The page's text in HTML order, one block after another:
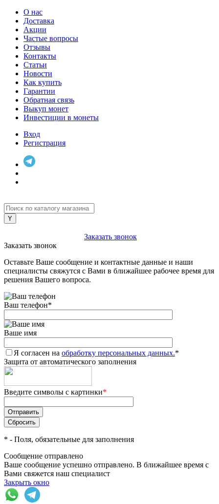
О нас
Доставка
Акции
Частые вопросы
Отзывы
Контакты
Статьи
Новости
Как купить
Гарантии
Обратная связь
Выкуп монет
Инвестиции в монеты
Вход
Регистрация
Заказать звонок
Заказать звонок
Оставьте Ваше сообщение и контактные данные и наши
специалисты свяжутся с Вами в ближайшее рабочее время для
решения Вашего вопроса.
Ваш телефон*
Ваше имя
Я согласен на обработку персональных данных.*
Защита от автоматического заполнения
Введите символы с картинки*
* - Поля, обязательные для заполнения
Сообщение отправлено
Ваше сообщение успешно отправлено. В ближайшее время с
Вами свяжется наш специалист
Закрыть окно